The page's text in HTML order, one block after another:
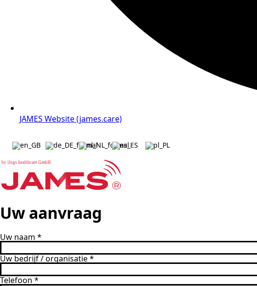
JAMES Website (james.care)
by ilogs healthcare GmbH
Uw aanvraag
Uw naam *
Uw bedrijf / organisatie*
Telefoon*